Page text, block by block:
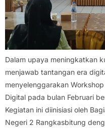
Dalam upaya meningkatkan
menjawab tantangan era
menyelenggarakan
Digital pada bulan Februari
Kegiatan ini diinisiasi oleh
Negeri 2 Rangkasbitung